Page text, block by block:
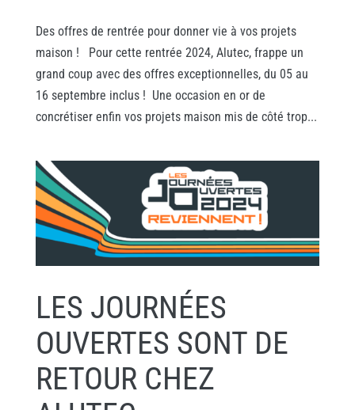
Des offres de rentrée pour donner vie à vos projets
maison ! Pour cette rentrée 2024, Alutec, frappe un
grand coup avec des offres exceptionnelles, du 05 au
16 septembre inclus ! Une occasion en or de
concrétiser enfin vos projets maison mis de côté trop...
LES JOURNÉES
OUVERTES SONT DE
RETOUR CHEZ